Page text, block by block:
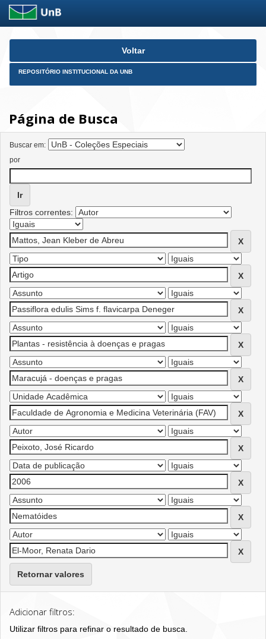
Skip
Voltar
REPOSITÓRIO INSTITUCIONAL DA UNB
Página de Busca
Buscar em:
por
Filtros correntes:
Retornar valores
Adicionar filtros:
Utilizar filtros para refinar o resultado de busca.